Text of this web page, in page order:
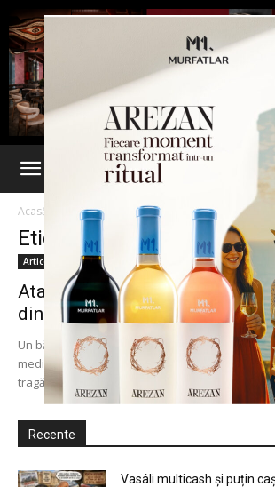
Acasă Etichete Clinica de stomatologie
Etichetă: clinica de
Articole
Atac armat într-o clinică de
din Berlin. Șeful instituției a...
Un bărbat înarmat a intrat în clinica de
medical Benjamin Franklin din capitala
tragă la întâmplare şi...
Recente
Vasâli multicash și puțin